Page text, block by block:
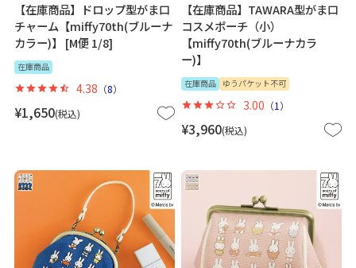
【在庫商品】ドロップ型がま口
チャーム【miffy70th(ブルーナ
カラー)】 [M便 1/8]
在庫商品
¥1,650 税込
4.38 （8）
【在庫商品】TAWARA型がま口
コスメポーチ（小）
【miffy70th(ブルーナカラ
ー)】
在庫商品 ゆうパケット不可
¥3,960 税込
3.00 （1 ）